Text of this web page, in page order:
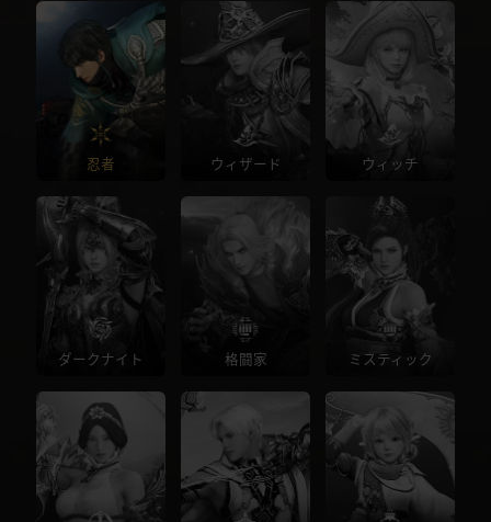
忍者 ウィザード ウィッチ
ダークナイト 格闘家 ミスティック